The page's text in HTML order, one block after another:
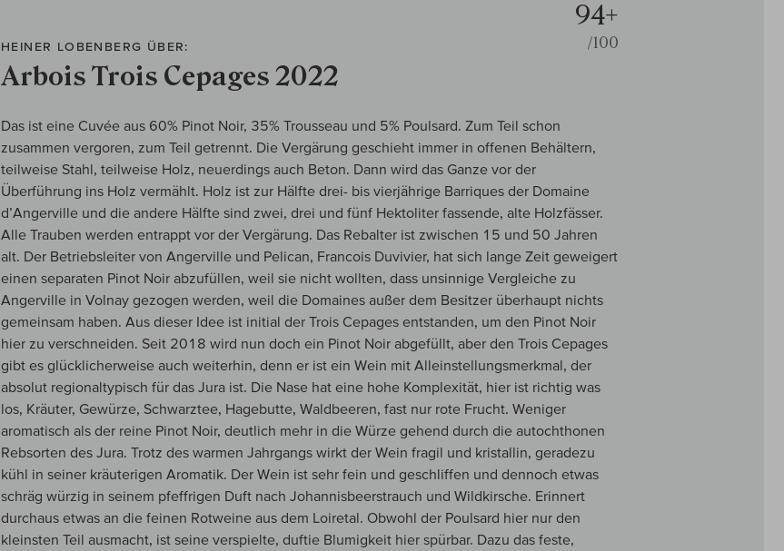
HEINER LOBENBERG ÜBER:
Arbois Trois Cepages 2022
94+
/100
Das ist eine Cuvée aus 60% Pinot Noir, 35% Trousseau und 5% Poulsard. Zum Teil schon
zusammen vergoren, zum Teil getrennt. Die Vergärung geschieht immer in offenen Behältern,
teilweise Stahl, teilweise Holz, neuerdings auch Beton. Dann wird das Ganze vor der
Überführung ins Holz vermählt. Holz ist zur Hälfte drei- bis vierjährige Barriques der Domaine
d’Angerville und die andere Hälfte sind zwei, drei und fünf Hektoliter fassende, alte Holzfässer.
Alle Trauben werden entrappt vor der Vergärung. Das Rebalter ist zwischen 15 und 50 Jahren
alt. Der Betriebsleiter von Angerville und Pelican, Francois Duvivier, hat sich lange Zeit geweigert
einen separaten Pinot Noir abzufüllen, weil sie nicht wollten, dass unsinnige Vergleiche zu
Angerville in Volnay gezogen werden, weil die Domaines außer dem Besitzer überhaupt nichts
gemeinsam haben. Aus dieser Idee ist initial der Trois Cepages entstanden, um den Pinot Noir
hier zu verschneiden. Seit 2018 wird nun doch ein Pinot Noir abgefüllt, aber den Trois Cepages
gibt es glücklicherweise auch weiterhin, denn er ist ein Wein mit Alleinstellungsmerkmal, der
absolut regionaltypisch für das Jura ist. Die Nase hat eine hohe Komplexität, hier ist richtig was
los, Kräuter, Gewürze, Schwarztee, Hagebutte, Waldbeeren, fast nur rote Frucht. Weniger
aromatisch als der reine Pinot Noir, deutlich mehr in die Würze gehend durch die autochthonen
Rebsorten des Jura. Trotz des warmen Jahrgangs wirkt der Wein fragil und kristallin, geradezu
kühl in seiner kräuterigen Aromatik. Der Wein ist sehr fein und geschliffen und dennoch etwas
schräg würzig in seinem pfeffrigen Duft nach Johannisbeerstrauch und Wildkirsche. Erinnert
durchaus etwas an die feinen Rotweine aus dem Loiretal. Obwohl der Poulsard hier nur den
kleinsten Teil ausmacht, ist seine verspielte, duftie Blumigkeit hier spürbar. Dazu das feste,